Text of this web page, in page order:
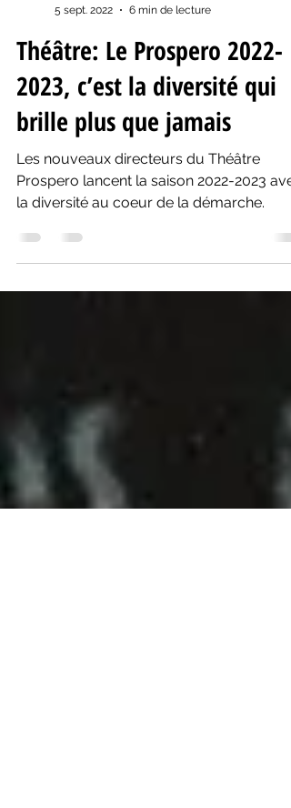
-
5 sept. 2022
6 min de lecture
Théâtre: Le Prospero 2022-
2023, c’est la diversité qui
brille plus que jamais
Les nouveaux directeurs du Théâtre
Prospero lancent la saison 2022-2023